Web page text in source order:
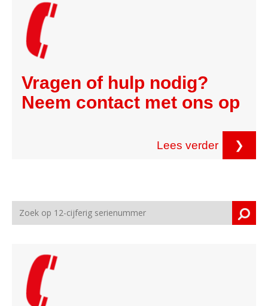
Vragen of hulp nodig?
Neem contact met ons op
Lees verder ❯